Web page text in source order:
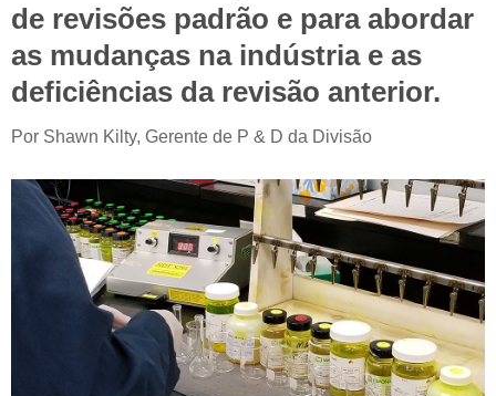
de revisões padrão e para abordar
as mudanças na indústria e as
deficiências da revisão anterior.
Por Shawn Kilty, Gerente de P & D da Divisão